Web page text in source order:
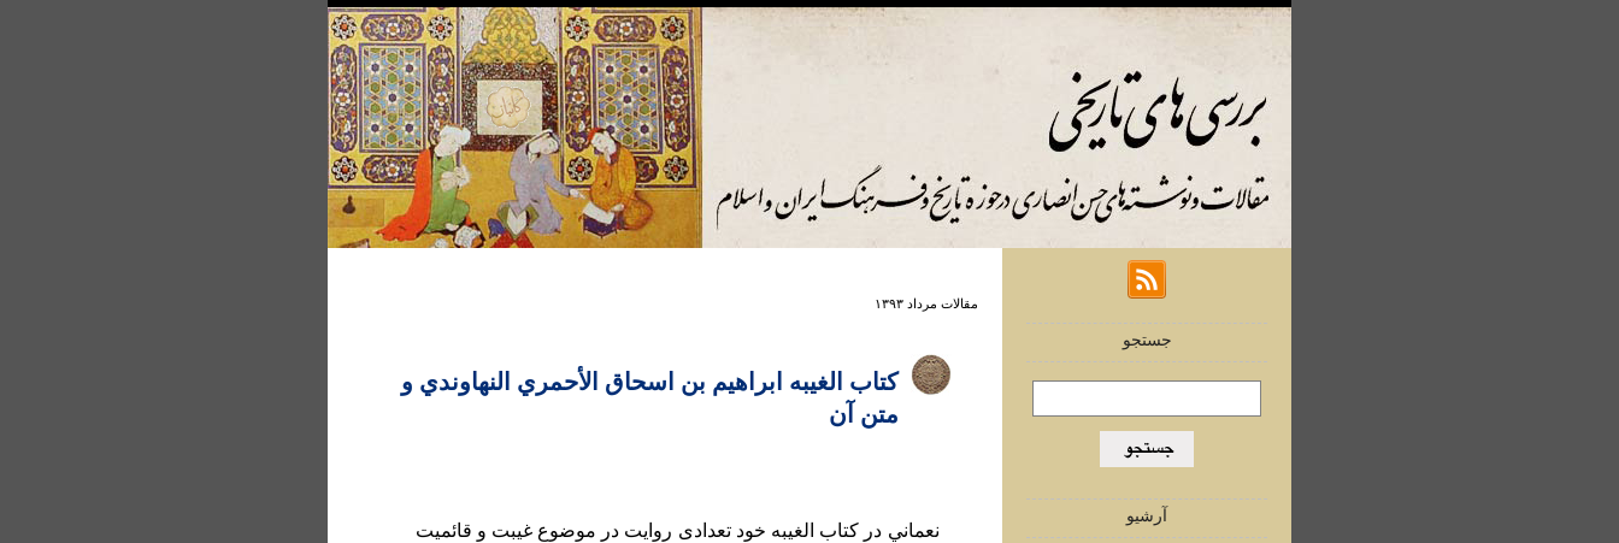
جستجو
آرشیو
مقالات مرداد ۱۳۹۳
کتاب الغيبه ابراهيم بن اسحاق الأحمري النهاوندي و
متن آن
نعماني در کتاب الغيبه خود تعدادی روايت در موضوع غيبت و قائميت